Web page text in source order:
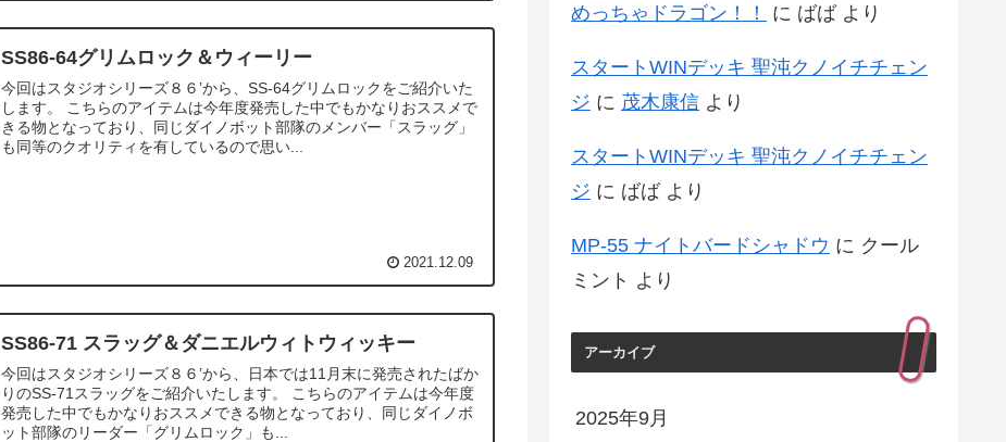
SS86-64グリムロック＆ウィーリー
今回はスタジオシリーズ８６’から、SS-64グリムロックをご紹介いた
します。 こちらのアイテムは今年度発売した中でもかなりおススメで
きる物となっており、同じダイノボット部隊のメンバー「スラッグ」
も同等のクオリティを有しているので思い...
2021.12.09
SS86-71 スラッグ＆ダニエルウィトウィッキー
今回はスタジオシリーズ８６’から、日本では11月末に発売されたばか
りのSS-71スラッグをご紹介いたします。 こちらのアイテムは今年度
発売した中でもかなりおススメできる物となっており、同じダイノボ
ット部隊のリーダー「グリムロック」も...
めっちゃドラゴン！！
に ばばより
スタートWINデッキ 聖沌クノイチチェン
ジ に 茂木康信 より
スタートWINデッキ 聖沌クノイチチェン
ジ に ばばより
MP-55 ナイトバードシャドウ に クール
ミント より
アーカイブ
2025年9月